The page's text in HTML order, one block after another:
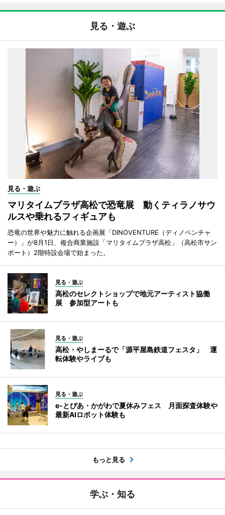
見る・遊ぶ
見る・遊ぶ
マリタイムプラザ高松で恐竜展 動くティラノサウ
ルスや乗れるフィギュアも
恐竜の世界や魅力に触れる企画展「DINOVENTURE（ディノベンチャ
ー）」が8月1日、複合商業施設「マリタイムプラザ高松」（高松市サン
ポート）2階特設会場で始まった。
見る・遊ぶ
高松のセレクトショップで地元アーティスト協働
展 参加型アートも
見る・遊ぶ
高松・やしまーるで「源平屋島鉄道フェスタ」 運
転体験やライブも
見る・遊ぶ
e-とぴあ・かがわで夏休みフェス 月面探査体験や
最新AIロボット体験も
もっと見る
学ぶ・知る